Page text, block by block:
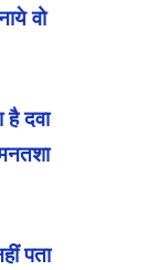
वो
दवा
पता